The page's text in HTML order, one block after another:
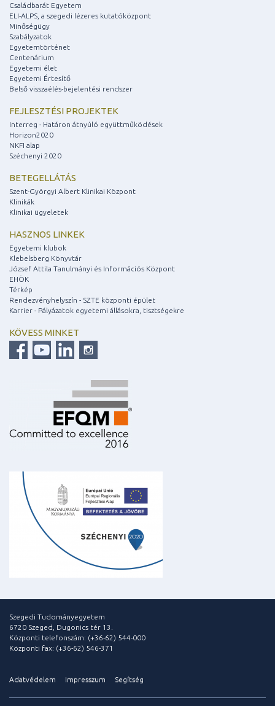
Családbarát Egyetem
ELI-ALPS, a szegedi lézeres kutatóközpont
Minőségügy
Szabályzatok
Egyetemtörténet
Centenárium
Egyetemi élet
Egyetemi Értesítő
Belső visszaélés-bejelentési rendszer
FEJLESZTÉSI PROJEKTEK
Interreg - Határon átnyúló együttműködések
Horizon2020
NKFI alap
Széchenyi 2020
BETEGELLÁTÁS
Szent-Györgyi Albert Klinikai Központ
Klinikák
Klinikai ügyeletek
HASZNOS LINKEK
Egyetemi klubok
Klebelsberg Könyvtár
József Attila Tanulmányi és Információs Központ
EHÖK
Térkép
Rendezvényhelyszín - SZTE központi épület
Karrier - Pályázatok egyetemi állásokra, tisztségekre
KÖVESS MINKET
Szegedi Tudományegyetem
6720 Szeged, Dugonics tér 13.
Központi telefonszám: (+36-62) 544-000
Központi fax: (+36-62) 546-371
Adatvédelem Impresszum Segítség